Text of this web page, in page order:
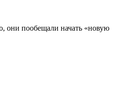
они пообещали начать «новую